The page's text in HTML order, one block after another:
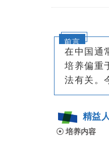
前言
在中国通
培养偏重
法有关。
精益
☉ 培养内容